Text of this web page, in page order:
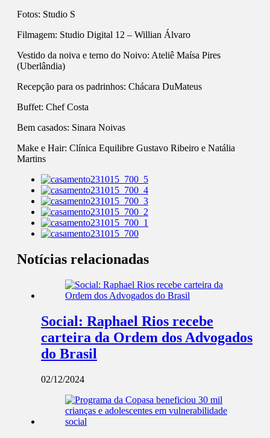
Fotos: Studio S
Filmagem: Studio Digital 12 – Willian Álvaro
Vestido da noiva e terno do Noivo: Ateliê Maísa Pires
(Uberlândia)
Recepção para os padrinhos: Chácara DuMateus
Buffet: Chef Costa
Bem casados: Sinara Noivas
Make e Hair: Clínica Equilibre Gustavo Ribeiro e Natália
Martins
Notícias relacionadas
Social: Raphael Rios recebe
carteira da Ordem dos Advogados
do Brasil
02/12/2024